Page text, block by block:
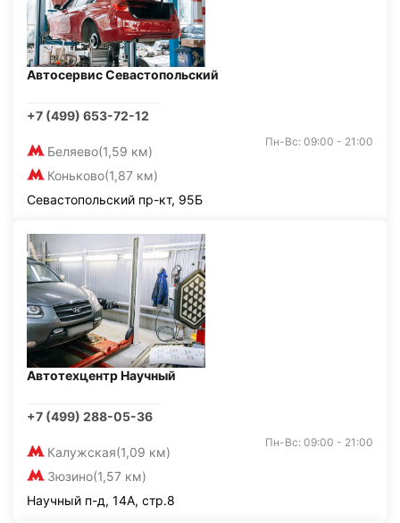
Автосервис Севастопольский
+7 (499) 653-72-12
Беляево(1,59 км)
Коньково(1,87 км)
Пн-Вс: 09:00 - 21:00
Севастопольский пр-кт, 95Б
Автотехцентр Научный
+7 (499) 288-05-36
Калужская(1,09 км)
Зюзино(1,57 км)
Пн-Вс: 09:00 - 21:00
Научный п-д, 14А, стр.8